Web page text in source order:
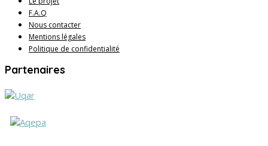
F.A.Q
Nous contacter
Mentions légales
Politique de confidentialité
Partenaires